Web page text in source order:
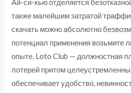
Ай-си-кью отделяется
также малейшим затратой
скачать можно абсолютно
потенциал применения возьмите
опыте. Loto Club — должностная
лотерей притом
обеспечивает удобство,